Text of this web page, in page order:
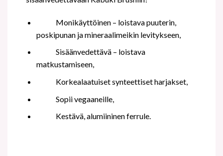
Monikäyttöinen – loistava puuterin,
poskipunan ja mineraalimeikin levitykseen,
Sisäänvedettävä – loistava
matkustamiseen,
Korkealaatuiset synteettiset harjakset,
Sopii vegaaneille,
Kestävä, alumiininen ferrule.